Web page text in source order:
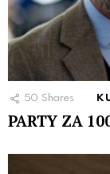
50 Shares
PARTY ZA